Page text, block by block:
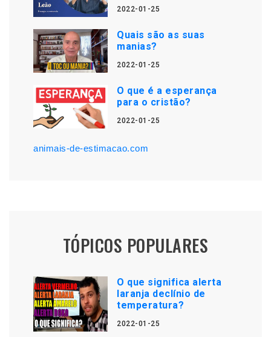
2022-01-25
Quais são as suas
manias?
2022-01-25
O que é a esperança
para o cristão?
2022-01-25
animais-de-estimacao.com
TÓPICOS POPULARES
O que significa alerta
laranja declínio de
temperatura?
2022-01-25